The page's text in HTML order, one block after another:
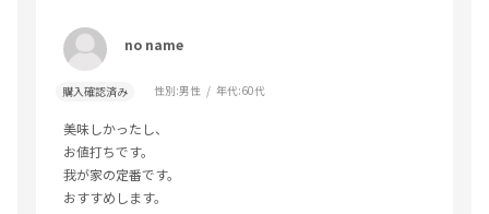
no name
購入確認済み 性別:男性 年代:60代
美味しかったし、
お値打ちです。
我が家の定番です。
おすすめします。